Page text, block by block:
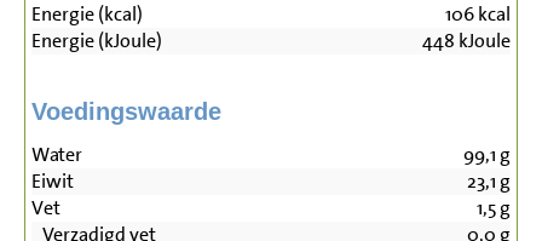
Energie (kcal) 106kcal
Energie (kJoule)
448 kJoule
Voedingswaarde
Water 99,1 g
Eiwit
23,1 g
Vet
1,5g
Verzadigd vet
0,0 g